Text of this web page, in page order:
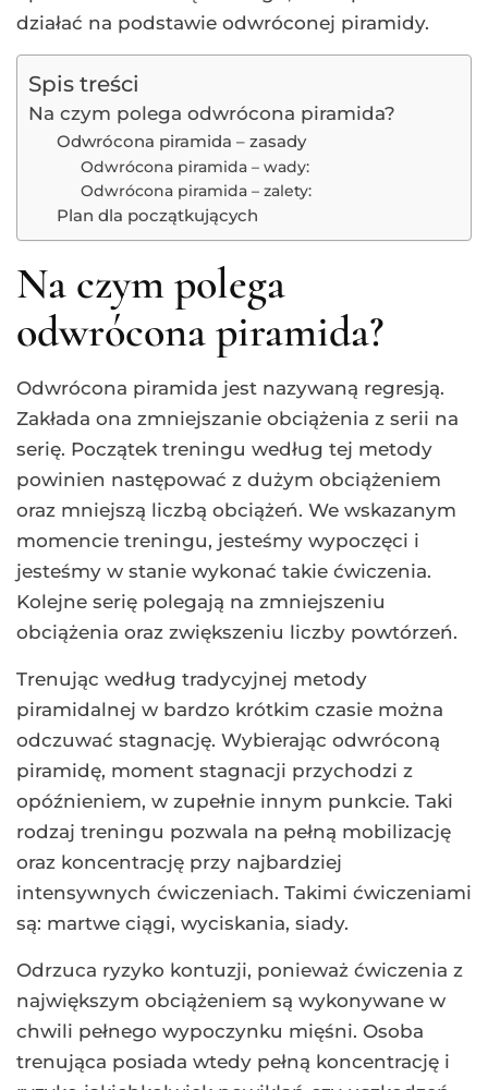
działać na podstawie odwróconej piramidy.
Spis treści
Na czym polega odwrócona piramida?
Odwrócona piramida – zasady
Odwrócona piramida – wady:
Odwrócona piramida – zalety:
Plan dla początkujących
Na czym polega
odwrócona piramida?
Odwrócona piramida jest nazywaną regresją.
Zakłada ona zmniejszanie obciążenia z serii na
serię. Początek treningu według tej metody
powinien następować z dużym obciążeniem
oraz mniejszą liczbą obciążeń. We wskazanym
momencie treningu, jesteśmy wypoczęci i
jesteśmy w stanie wykonać takie ćwiczenia.
Kolejne serię polegają na zmniejszeniu
obciążenia oraz zwiększeniu liczby powtórzeń.
Trenując według tradycyjnej metody
piramidalnej w bardzo krótkim czasie można
odczuwać stagnację. Wybierając odwróconą
piramidę, moment stagnacji przychodzi z
opóźnieniem, w zupełnie innym punkcie. Taki
rodzaj treningu pozwala na pełną mobilizację
oraz koncentrację przy najbardziej
intensywnych ćwiczeniach. Takimi ćwiczeniami
są: martwe ciągi, wyciskania, siady.
Odrzuca ryzyko kontuzji, ponieważ ćwiczenia z
największym obciążeniem są wykonywane w
chwili pełnego wypoczynku mięśni. Osoba
trenująca posiada wtedy pełną koncentrację i